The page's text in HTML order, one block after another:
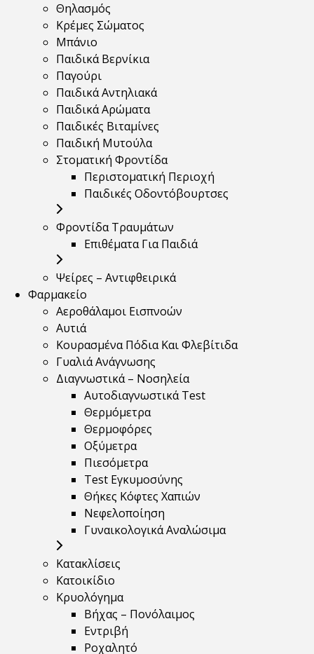
Θηλασμός
Κρέμες Σώματος
Μπάνιο
Παιδικά Βερνίκια
Παγούρι
Παιδικά Αντηλιακά
Παιδικά Αρώματα
Παιδικές Βιταμίνες
Παιδική Μυτούλα
Στοματική Φροντίδα
Περιστοματική Περιοχή
Παιδικές Οδοντόβουρτσες
Φροντίδα Τραυμάτων
Επιθέματα Για Παιδιά
Ψείρες – Αντιφθειρικά
Φαρμακείο
Αεροθάλαμοι Εισπνοών
Αυτιά
Κουρασμένα Πόδια Και Φλεβίτιδα
Γυαλιά Ανάγνωσης
Διαγνωστικά – Νοσηλεία
Αυτοδιαγνωστικά Test
Θερμόμετρα
Θερμοφόρες
Οξύμετρα
Πιεσόμετρα
Test Εγκυμοσύνης
Θήκες Κόφτες Χαπιών
Νεφελοποίηση
Γυναικολογικά Αναλώσιμα
Κατακλίσεις
Κατοικίδιο
Κρυολόγημα
Βήχας – Πονόλαιμος
Εντριβή
Ροχαλητό